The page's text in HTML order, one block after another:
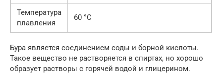
Температура
плавления
60 °С
Бура является соединением соды и борной кислоты.
Такое вещество не растворяется в спиртах, но хорошо
образует растворы с горячей водой и глицерином.